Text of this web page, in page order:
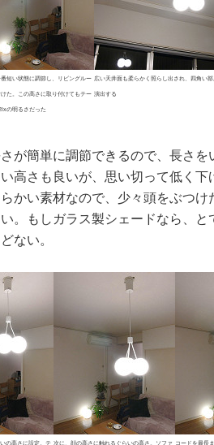
番短い状態に調節し、リビングルー
けた。この高さに取り付けてもテー
の明るさだった
広い天井面も柔らかく照らし出され、四角い
演出する
が簡単に調節できるので、長さを
高さも良いが、思い切って低く下
かい素材なので、少々頭をぶつけ
。もしガラス製シェードなら、と
ない。
の高さに設定。テ 次に、顔の高さに触れるぐらいの高さ。ソファ コードを最長